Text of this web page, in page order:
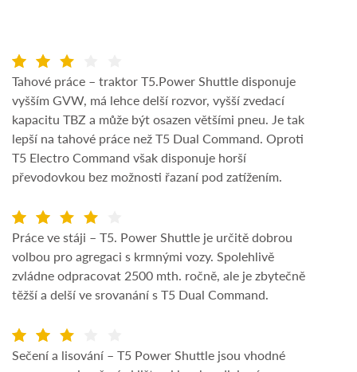
Tahové práce – traktor T5.Power Shuttle disponuje
vyšším GVW, má lehce delší rozvor, vyšší zvedací
kapacitu TBZ a může být osazen většími pneu. Je tak
lepší na tahové práce než T5 Dual Command. Oproti
T5 Electro Command však disponuje horší
převodovkou bez možnosti řazaní pod zatížením.
Práce ve stáji – T5. Power Shuttle je určitě dobrou
volbou pro agregaci s krmnými vozy. Spolehlivě
zvládne odpracovat 2500 mth. ročně, ale je zbytečně
těžší a delší ve srovanání s T5 Dual Command.
Sečení a lisování – T5 Power Shuttle jsou vhodné